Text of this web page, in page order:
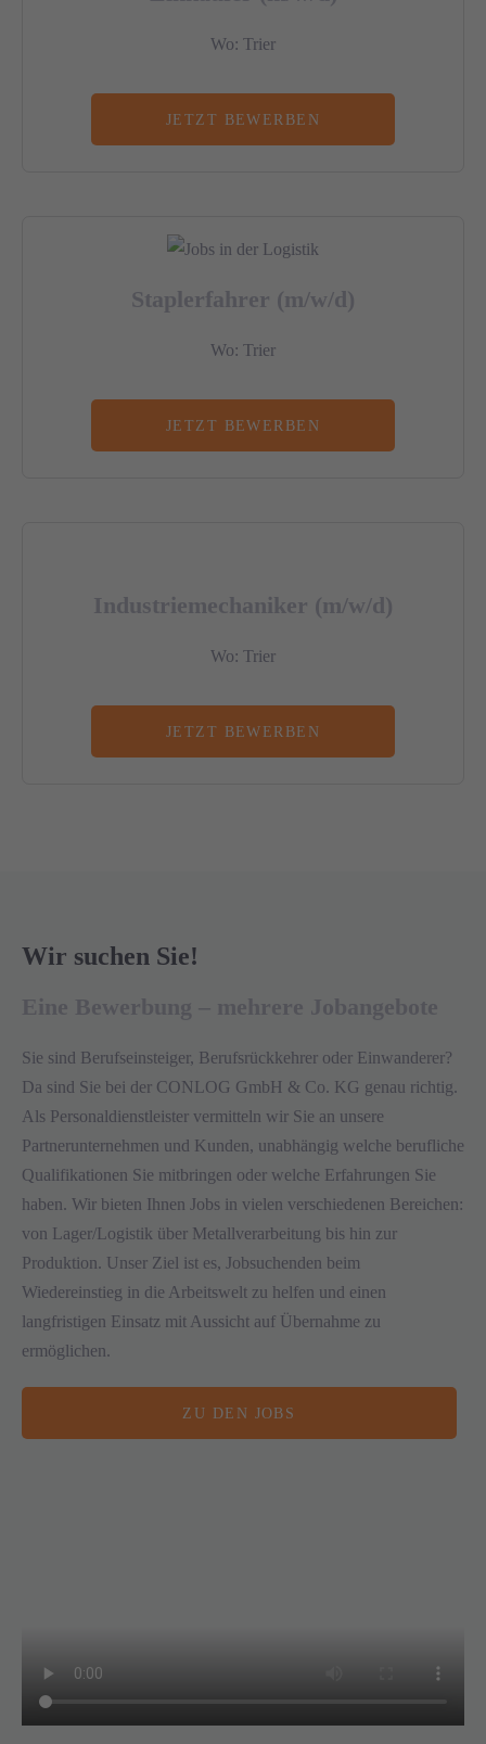
Wo: Trier
JETZT BEWERBEN
Staplerfahrer (m/w/d)
Wo: Trier
JETZT BEWERBEN
Industriemechaniker (m/w/d)
Wo: Trier
JETZT BEWERBEN
Wir suchen Sie!
Sie sind Berufseinsteiger, Berufsrückkehrer oder Einwanderer?
Da sind Sie bei der CONLOG GmbH & Co. KG genau richtig.
Als Personaldienstleister vermitteln wir Sie an unsere
Partnerunternehmen und Kunden, unabhängig welche berufliche
Qualifikationen Sie mitbringen oder welche Erfahrungen Sie
haben. Wir bieten Ihnen Jobs in vielen verschiedenen Bereichen:
von Lager/Logistik über Metallverarbeitung bis hin zur
Produktion. Unser Ziel ist es, Jobsuchenden beim
Wiedereinstieg in die Arbeitswelt zu helfen und einen
langfristigen Einsatz mit Aussicht auf Übernahme zu
ermöglichen.
ZU DEN JOBS